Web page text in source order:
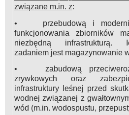
związane m.in. z:
• przebudową i
funkcjonowania zbiorników
niezbędną infrastrukturą.
zadaniem jest magazynowanie
• zabudową
zrywkowych oraz
infrastruktury leśnej przed
wodnej związanej z
wód (m.in. wodospustu,